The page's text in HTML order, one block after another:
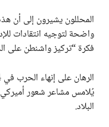
المحللون يشيرون إلى أن
واضحة لتوجيه انتقادات
فكرة “تركيز واشنطن على
يُلامس مشاعر شعور أميركي
البلاد.